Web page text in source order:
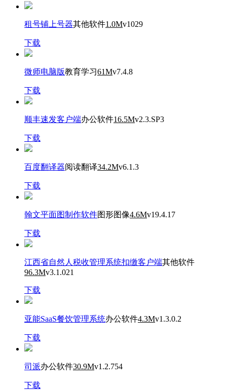
租号铺上号器其他软件1.0Mv1029
下载
微师电脑版教育学习61Mv7.4.8
下载
顺丰速发客户端办公软件16.5Mv2.3.SP3
下载
百度翻译器阅读翻译34.2Mv6.1.3
下载
翰文平面图制作软件图形图像4.6Mv19.4.17
下载
江西省自然人税收管理系统扣缴客户端其他软件
96.3Mv3.1.021
下载
亚能SaaS餐饮管理系统办公软件4.3Mv1.3.0.2
下载
司派办公软件30.9Mv1.2.754
下载